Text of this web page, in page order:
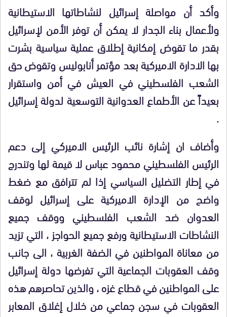
وأكد أن مواصلة إسرائيل لنشاطاتها الاستيطانية
ولأعمال بناء الجدار لا يمكن أن توفر الأمن لإسرائيل
بقدر ما تقوض إمكانية إطلاق عملية سياسية بشرت
بها الادارة الاميركية بعد مؤتمر أنابوليس وتقوض حق
الشعب الفلسطيني في العيش في أمن واستقرار
بعيداً عن الأطماع العدوانية التوسعية لدولة إسرائيل
.
وأضاف ان إشارة نائب الرئيس الاميركي إلى دعم
الرئيس الفلسطيني محمود عباس لا قيمة لها وتندرج
في إطار التضليل السياسي إذا لم تترافق مع ضغط
واضح من الإدارة الاميركية على إسرائيل لوقف
العدوان ضد الشعب الفلسطيني ووقف جميع
النشاطات الاستيطانية ورفع جميع الحواجز ، التي تزيد
من معاناة المواطنين في الضفة الغربية ، الى جانب
وقف العقوبات الجماعية التي تفرضها دولة إسرائيل
على المواطنين في قطاع غزه ، والذين تحاصرهم هذه
العقوبات في سجن جماعي من خلال إغلاق المعابر